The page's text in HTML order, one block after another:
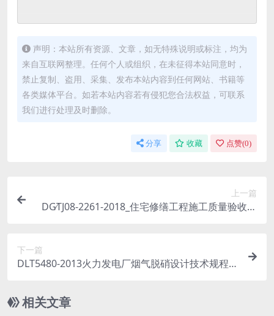
声明：本站所有资源、文章，如无特殊说明或标注，均为
来自互联网整理。任何个人或组织，在未征得本站同意时，
禁止复制、盗用、采集、发布本站内容到任何网站、书籍等
各类媒体平台。如若本站内容若有侵犯您合法权益，可联系
我们进行处理及时删除。
分享 收藏 点赞(0)
上一篇
DG∕TJ08-2261-2018_住宅修缮工程施工质量验收规
下一篇
DLT5480-2013火力发电厂烟气脱硝设计技术规程.p
相关文章